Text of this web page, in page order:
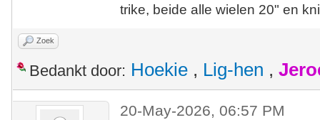
trike, beide alle wielen 20" en
Zoek
Bedankt door: Hoekie , Lig-hen ,
20-May-2026, 06:57 PM